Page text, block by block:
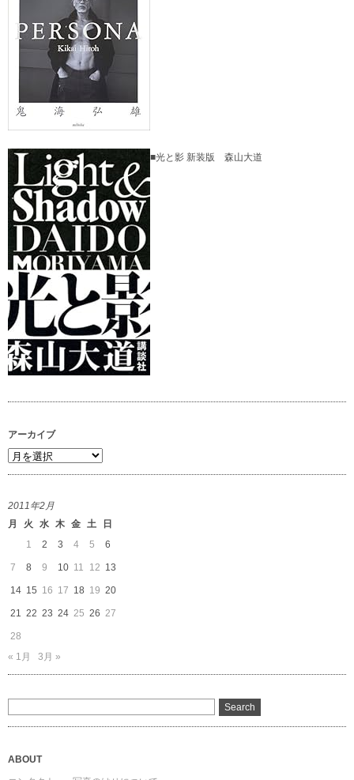
■光と影 新装版 森山大道
アーカイブ
ア
ー
イ
ブ
2011年2月
月
火 水 木 金 土
日
1
2 3 4 5 6
7 8 9 10 11 12 13
14 15 16 17 18 19 20
21 22 23 24 25 26 27
28
« 1月
3月 »
ABOUT